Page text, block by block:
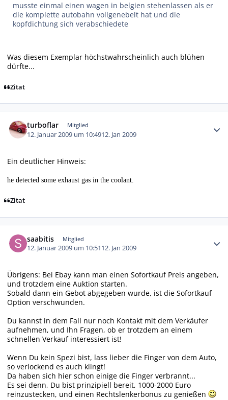
musste einmal einen wagen in belgien stehenlassen als er
die komplette autobahn vollgenebelt hat und die
kopfdichtung sich verabschiedete
Was diesem Exemplar höchstwahrscheinlich auch blühen
dürfte...
Zitat
turboflar Mitglied
12. Januar 2009 um 10:4912. Jan 2009
Ein deutlicher Hinweis:
he detected some exhaust gas in the coolant.
Zitat
saabitis Mitglied
12. Januar 2009 um 10:5112. Jan 2009
Übrigens: Bei Ebay kann man einen Sofortkauf Preis angeben,
und trotzdem eine Auktion starten.
Sobald dann ein Gebot abgegeben wurde, ist die Sofortkauf
Option verschwunden.
Du kannst in dem Fall nur noch Kontakt mit dem Verkäufer
aufnehmen, und Ihn Fragen, ob er trotzdem an einem
schnellen Verkauf interessiert ist!
Wenn Du kein Spezi bist, lass lieber die Finger von dem Auto,
so verlockend es auch klingt!
Da haben sich hier schon einige die Finger verbrannt...
Es sei denn, Du bist prinzipiell bereit, 1000-2000 Euro
reinzustecken, und einen Rechtslenkerbonus zu genießen